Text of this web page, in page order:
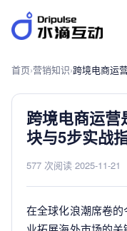
首页›营销知识›
跨境电商运
块与5步实战
577 次阅读 2025-11-21
在全球化浪潮席卷